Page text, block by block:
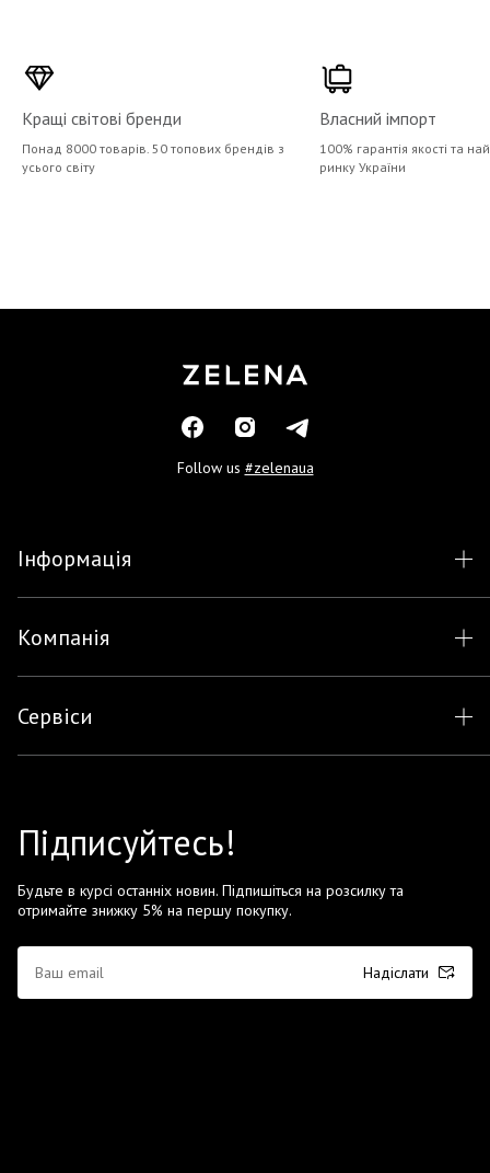
Кращі світові бренди
Понад 8000 товарів. 50 топових брендів з
усього світу
Власний імпорт
100% гарантія якості та
ринку України
Follow us #zelenaua
Інформація
Компанія
Сервіси
Підписуйтесь!
Будьте в курсі останніх новин. Підпишіться на розсилку та
отримайте знижку 5% на першу покупку.
Надіслати